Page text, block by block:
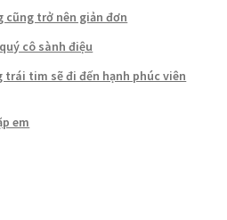
cũng trở nên giản đơn
cô sành điệu
trái tim sẽ đi đến hạnh phúc viên
em